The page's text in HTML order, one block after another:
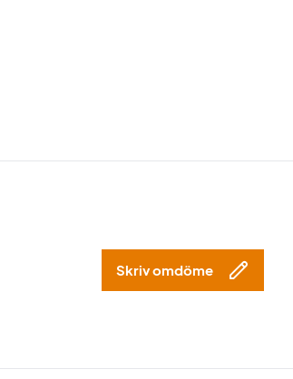
Skriv omdöme